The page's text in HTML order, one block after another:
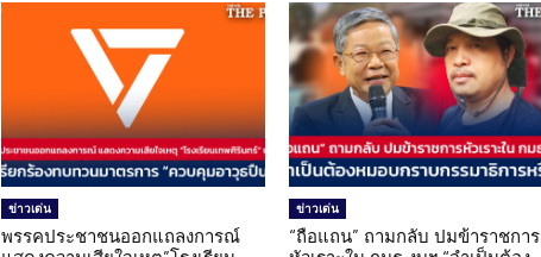
ข่าวเด่น
พรรคประชาชนออกแถลงการณ์
ข่าวเด่น
“ถือแถน” ถามกลับ ปมข้าราชการ